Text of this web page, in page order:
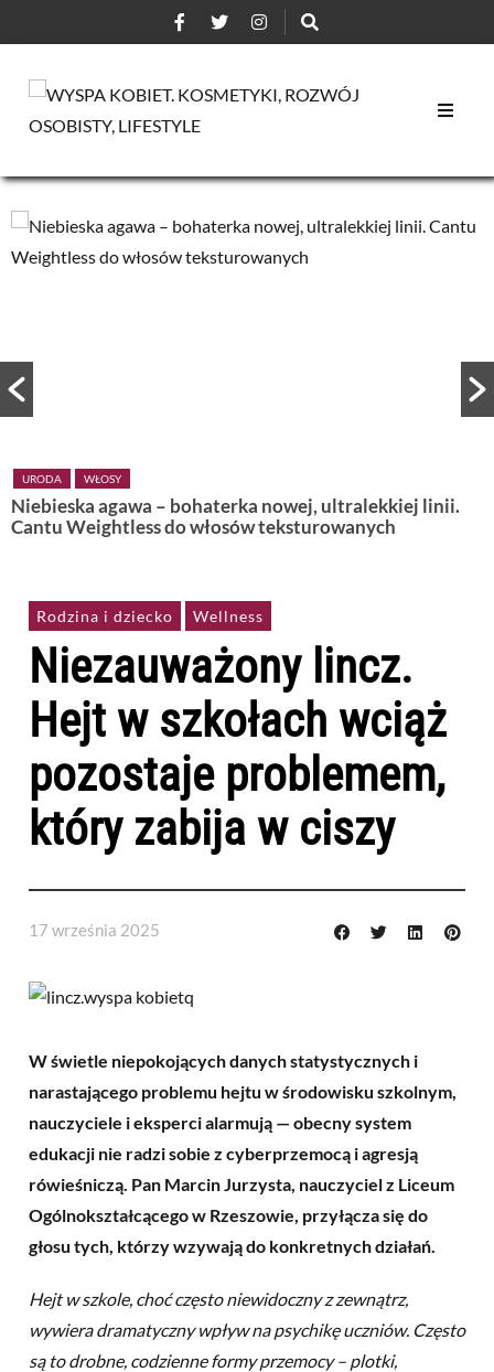
URODA WŁOSY
Niebieska agawa – bohaterka nowej, ultralekkiej linii.
Cantu Weightless do włosów teksturowanych
Rodzina i dziecko Wellness
Niezauważony lincz.
Hejt w szkołach wciąż
pozostaje problemem,
który zabija w ciszy
17 września 2025
W świetle niepokojących danych statystycznych i
narastającego problemu hejtu w środowisku szkolnym,
nauczyciele i eksperci alarmują — obecny system
edukacji nie radzi sobie z cyberprzemocą i agresją
rówieśniczą. Pan Marcin Jurzysta, nauczyciel z Liceum
Ogólnokształcącego w Rzeszowie, przyłącza się do
głosu tych, którzy wzywają do konkretnych działań.
Hejt w szkole, choć często niewidoczny z zewnątrz,
wywiera dramatyczny wpływ na psychikę uczniów. Często
są to drobne, codzienne formy przemocy – plotki,